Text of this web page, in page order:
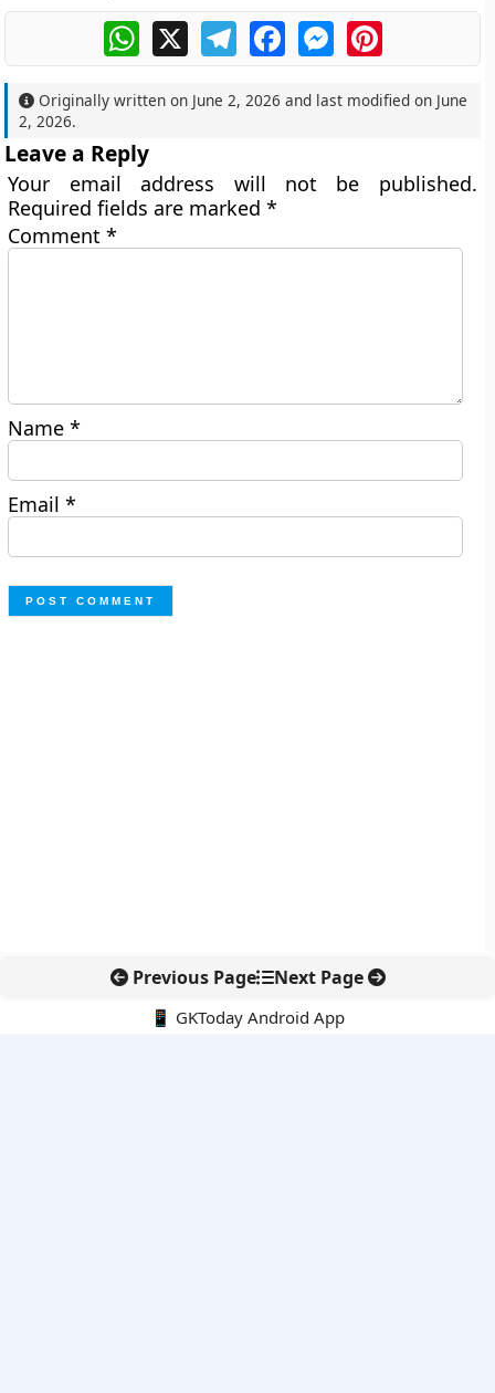
WhatsApp
X TelegramFacebookMessengerPinterest
Originally written on June 2, 2026 and last modified on June
2, 2026.
Leave a Reply
Your email address will not be published.
Required fields are marked*
Comment*
Name*
Email*
Previous Page Next Page
📱 GKToday Android App